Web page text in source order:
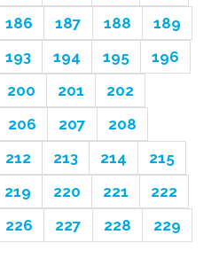
186 187 188
189
193 194 195
196
200 201
202
206 207
208
212 213 214
215
219 220 221
222
226 227 228
229